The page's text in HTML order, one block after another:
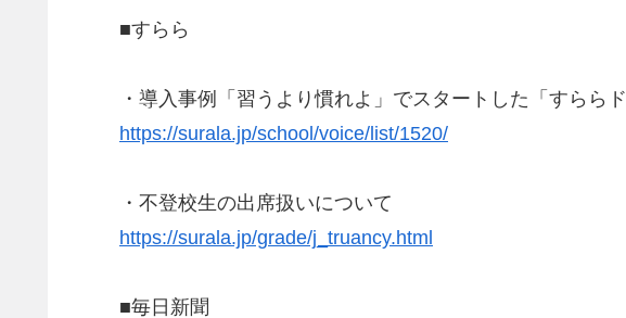
■すらら
・導入事例「習うより慣れよ」でスタートした「すらら
https://surala.jp/school/voice/list/1520/
・不登校生の出席扱いについて
https://surala.jp/grade/j_truancy.html
■毎日新聞